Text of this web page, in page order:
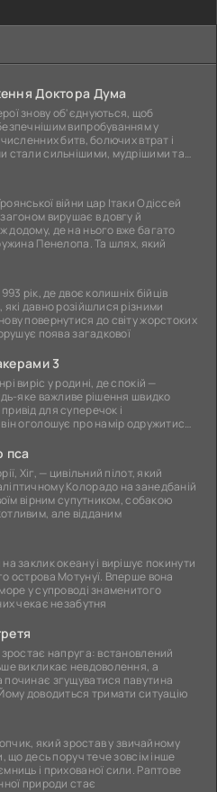
Доктора Дума
знову об'єднуються, щоб
випробуванням у
битв, болючих втрат і
стали сильнішими, мудрішими та
війни цар Ітаки Одіссей
вирушає в довгу й
додому, де на нього вже багато
Пенелопа. Та шлях, який
рік, де двоє колишніх бійців
які давно розійшлися різними
повернутися до світу жорстоких
поява загадкової
3
виріс у родині, де спокій —
яке важливе рішення швидко
для суперечок і
оголошує про намір одружитися,
пса
Хіг, — цивільний пілот, який
Колорадо на занедбаній
вірним супутником, собакою
але відданим
заклик океану і вирішує покинути
острова Мотунуї. Вперше вона
у супроводі знаменитого
чекає незабутня
зростає напруга: встановлений
викликає невдоволення, а
починає згущуватися павутина
доводиться тримати ситуацію
який зростав у звичайному
що десь поруч тече зовсім інше
і прихованої сили. Раптове
природи стає